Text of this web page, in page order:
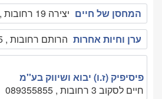
המחסן של חיים יצירה 19 רחובות , 089475004
ערן וחיות אחרות הרותם רחובות , 089355855
פיסיפיק (ז.ו) יבוא ושיווק בע''מ
חיים לסקוב 3 רחובות , 089355855